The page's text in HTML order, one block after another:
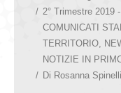
2° Trimestre 2019
COMUNICATI
TERRITORIO,
NOTIZIE IN
Di Rosanna Spinelli